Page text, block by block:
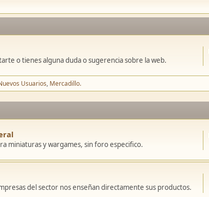
o tienes alguna duda o sugerencia sobre la web.
Usuarios Mercadillo.
miniaturas y wargames, sin foro especifico.
del sector nos enseñan directamente sus productos.